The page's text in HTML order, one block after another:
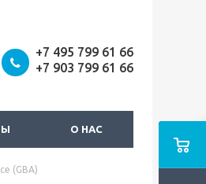
+7 495 799 61 66
+7 903 799 61 66
О НАС
(GBA)